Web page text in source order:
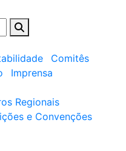
Comitês
Imprensa
Regionais
e Convenções